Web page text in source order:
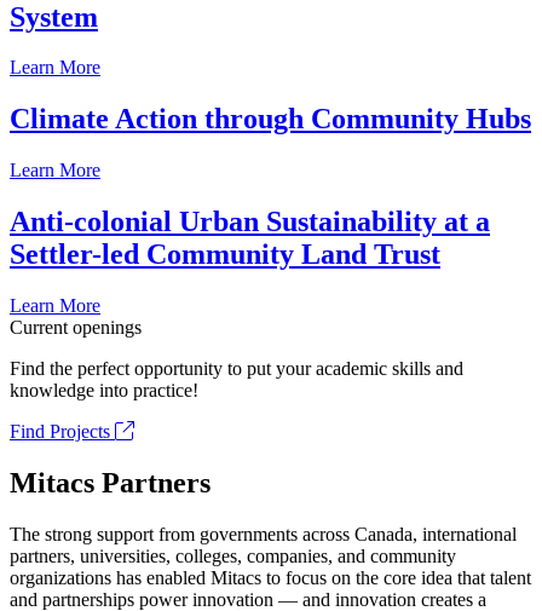
System
Learn More
Climate Action through Community Hubs
Learn More
Anti-colonial Urban Sustainability at a
Settler-led Community Land Trust
Learn More
Current openings
Find the perfect opportunity to put your academic skills and
knowledge into practice!
Find Projects
Mitacs Partners
The strong support from governments across Canada, international
partners, universities, colleges, companies, and community
organizations has enabled Mitacs to focus on the core idea that talent
and partnerships power innovation — and innovation creates a